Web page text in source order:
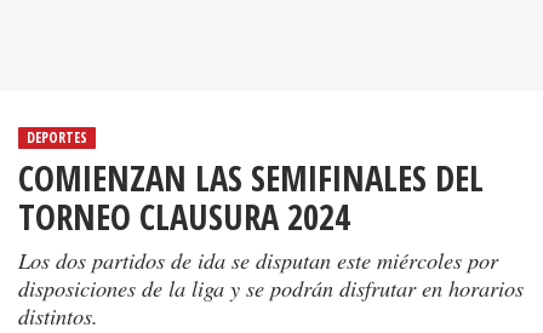
DEPORTES
COMIENZAN LAS SEMIFINALES DEL
TORNEO CLAUSURA 2024
Los dos partidos de ida se disputan este miércoles por
disposiciones de la liga y se podrán disfrutar en horarios
distintos.